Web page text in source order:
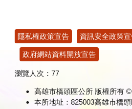
隱私權政策宣告
資訊安全政策
政府網站資料開放宣告
瀏覽人次： 77
高雄市橋頭區公所 版權所有
本所地址：825003高雄市橋